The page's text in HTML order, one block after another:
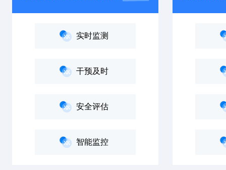
实时监测
干预及时
安全评估
智能监控